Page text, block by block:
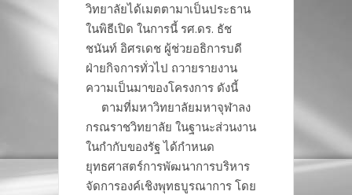
วิทยาลัยได้เมตตามาเป็นประธาน
ในพิธีเปิด ในการนี้ รศ.ดร. ธัช
ชนันท์ อิศรเดช ผู้ช่วยอธิการบดี
ฝ่ายกิจการทั่วไป ถวายรายงาน
ความเป็นมาของโครงการ ดังนี้
ตามที่มหาวิทยาลัยมหาจุฬาลง
กรณราชวิทยาลัย ในฐานะส่วนงาน
ในกำกับของรัฐ ได้กำหนด
ยุทธศาสตร์การพัฒนาการบริหาร
จัดการองค์เชิงพุทธบูรณาการ โดย